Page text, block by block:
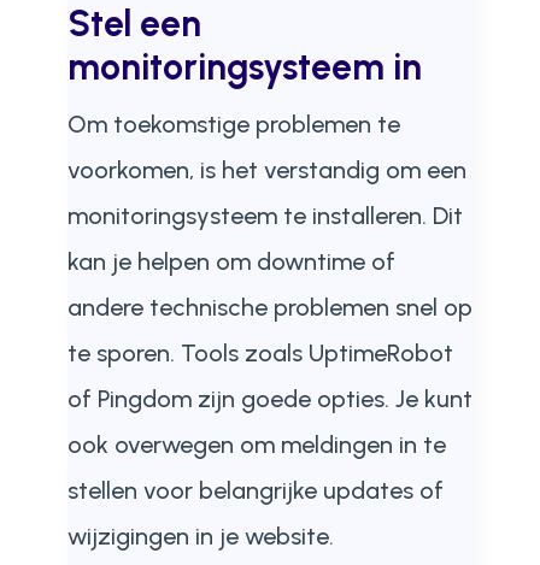
Stel een
monitoringsysteem in
Om toekomstige problemen te
voorkomen, is het verstandig om een
monitoringsysteem te installeren. Dit
kan je helpen om downtime of
andere technische problemen snel op
te sporen. Tools zoals UptimeRobot
of Pingdom zijn goede opties. Je kunt
ook overwegen om meldingen in te
stellen voor belangrijke updates of
wijzigingen in je website.